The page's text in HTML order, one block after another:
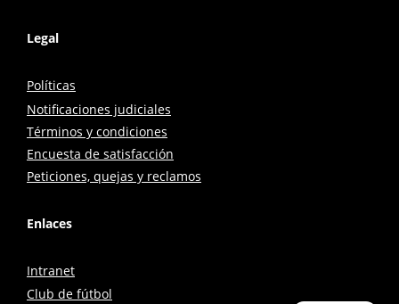
Legal
Políticas
Notificaciones judiciales
Términos y condiciones
Encuesta de satisfacción
Peticiones, quejas y reclamos
Enlaces
Intranet
Club de fútbol